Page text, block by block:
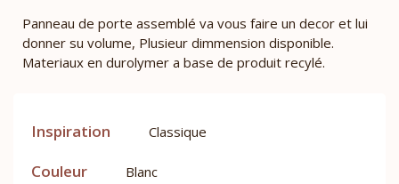
Panneau de porte assemblé va vous faire un decor et lui
donner su volume, Plusieur dimmension disponible.
Materiaux en durolymer a base de produit recylé.
Inspiration Classique
Couleur Blanc